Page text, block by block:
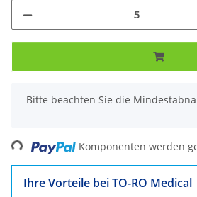
x
Bitte beachten Sie die
Loading... Komponenten werden
Ihre Vorteile bei TO-RO Medical